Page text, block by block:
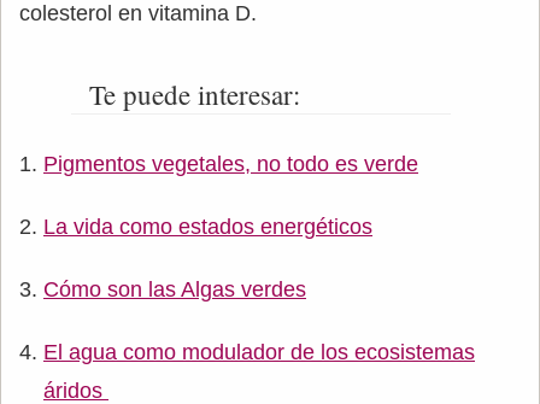
colesterol en vitamina D.
Te puede interesar:
Pigmentos vegetales, no todo es verde
La vida como estados energéticos
Cómo son las Algas verdes
El agua como modulador de los ecosistemas
áridos